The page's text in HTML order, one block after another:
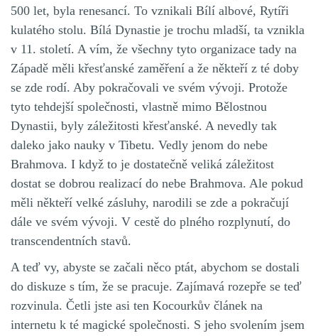
500 let, byla renesancí. To vznikali Bílí albové, Rytíři
kulatého stolu. Bílá Dynastie je trochu mladší, ta vznikla
v 11. století. A vím, že všechny tyto organizace tady na
Západě měli křesťanské zaměření a že někteří z té doby
se zde rodí. Aby pokračovali ve svém vývoji. Protože
tyto tehdejší společnosti, vlastně mimo Bělostnou
Dynastii, byly záležitosti křesťanské. A nevedly tak
daleko jako nauky v Tibetu. Vedly jenom do nebe
Brahmova. I když to je dostatečně veliká záležitost
dostat se dobrou realizací do nebe Brahmova. Ale pokud
měli někteří velké zásluhy, narodili se zde a pokračují
dále ve svém vývoji. V cestě do plného rozplynutí, do
transcendentních stavů.
A teď vy, abyste se začali něco ptát, abychom se dostali
do diskuze s tím, že se pracuje. Zajímavá rozepře se teď
rozvinula. Četli jste asi ten Kocourkův článek na
internetu k té magické společnosti. S jeho svolením jsem